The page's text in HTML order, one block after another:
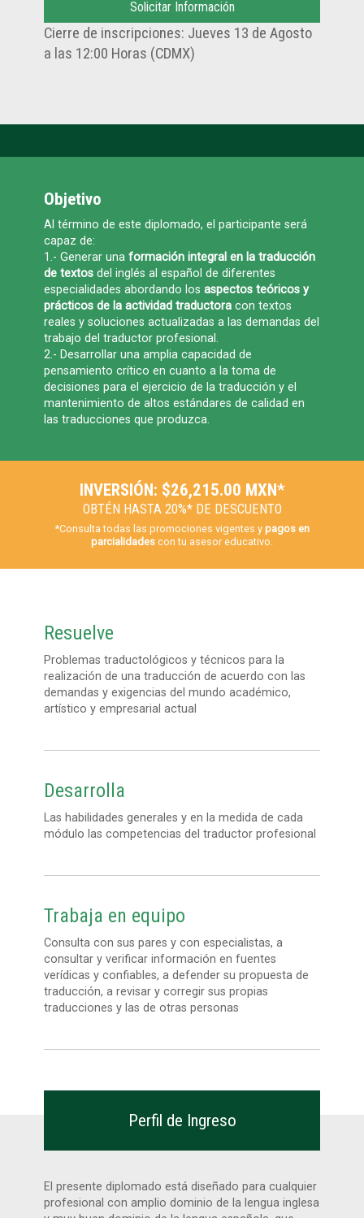
Cierre de inscripciones: Jueves 13 de Agosto
a las 12:00 Horas (CDMX)
Objetivo
Al término de este diplomado, el participante será
capaz de:
1.- Generar una formación integral en la traducción
de textosdel inglés al español de diferentes
especialidades abordando los aspectos teóricos y
prácticos de la actividad traductoracon textos
reales y soluciones actualizadas a las demandas del
trabajo del traductor profesional.
2.- Desarrollar una amplia capacidad de
pensamiento crítico en cuanto a la toma de
decisiones para el ejercicio de la traducción y el
mantenimiento de altos estándares de calidad en
las traducciones que produzca.
INVERSIÓN: $26,215.00 MXN*
OBTÉN HASTA 20%* DE DESCUENTO
*Consulta todas las promociones vigentes y pagos en
parcialidades con tu asesor educativo.
Resuelve
Problemas traductológicos y técnicos para la
realización de una traducción de acuerdo con las
demandas y exigencias del mundo académico,
artístico y empresarial actual
Desarrolla
Las habilidades generales y en la medida de cada
módulo las competencias del traductor profesional
Trabaja en equipo
Consulta con sus pares y con especialistas, a
consultar y verificar información en fuentes
verídicas y confiables, a defender su propuesta de
traducción, a revisar y corregir sus propias
traducciones y las de otras personas
Perfil de Ingreso
El presente diplomado está diseñado para cualquier
profesional con amplio dominio de la lengua inglesa